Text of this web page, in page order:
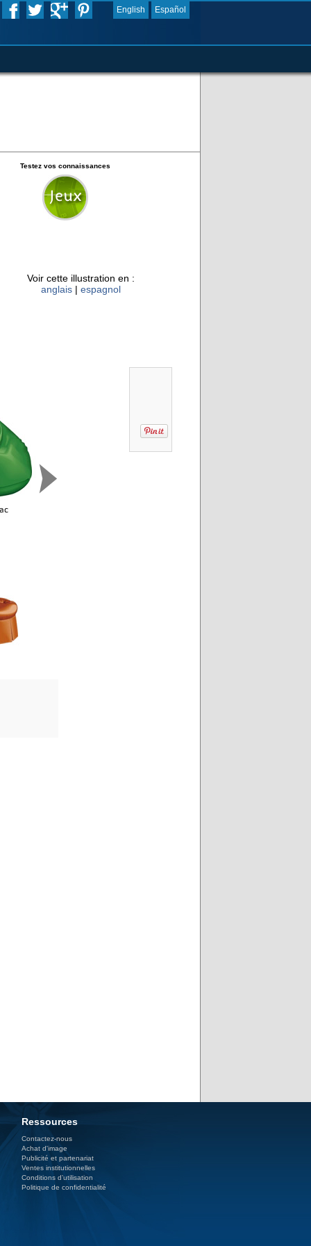
English Español
Testez vos connaissances
Voir cette illustration en :
anglais | espagnol
Ressources
Contactez-nous
Achat d'image
Publicité et partenariat
Ventes institutionnelles
Conditions d’utilisation
Politique de confidentialité